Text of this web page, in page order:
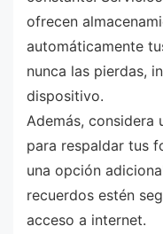
ofrecen
automáticamente
nunca las pierdas,
dispositivo.
Además, considera
para respaldar tus
una opción
recuerdos estén
acceso a internet.